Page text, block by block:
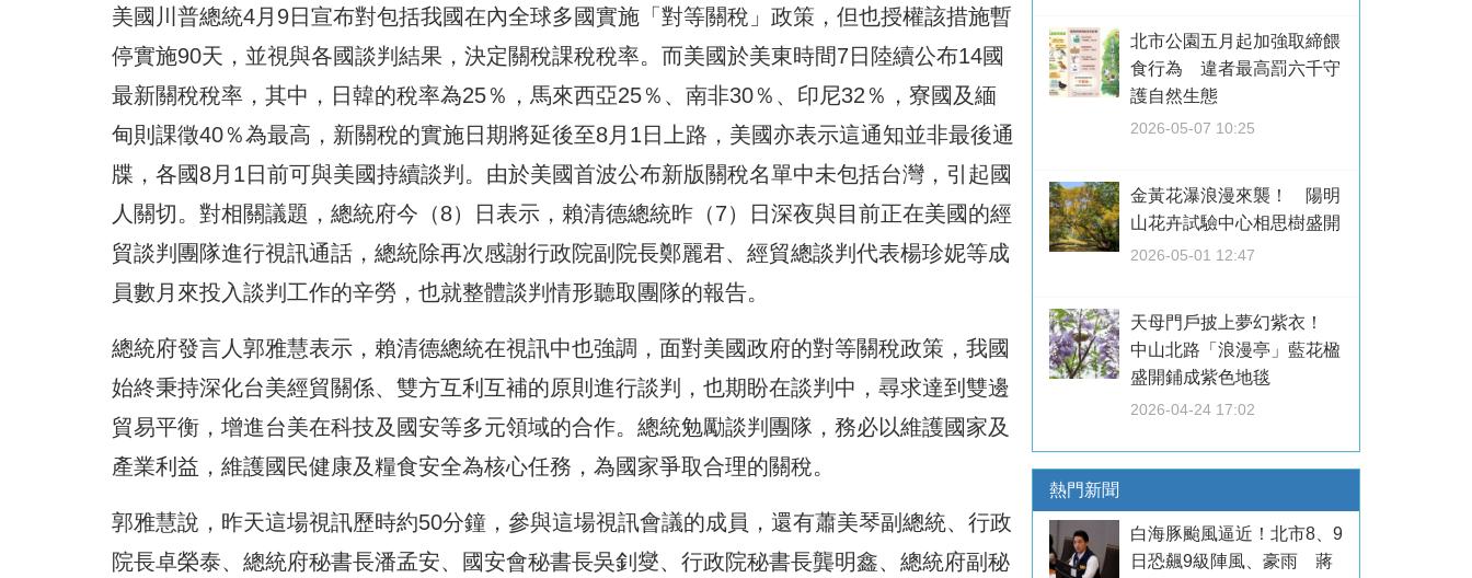
美國川普總統4月9日宣布對包括我國在內全球多國實施「對等關稅」政策，但也授權該措施暫
停實施90天，並視與各國談判結果，決定關稅課稅稅率。而美國於美東時間7日陸續公布14國
最新關稅稅率，其中，日韓的稅率為25％，馬來西亞25％、南非30％、印尼32％，寮國及緬
甸則課徵40％為最高，新關稅的實施日期將延後至8月1日上路，美國亦表示這通知並非最後通
牒，各國8月1日前可與美國持續談判。由於美國首波公布新版關稅名單中未包括台灣，引起國
人關切。對相關議題，總統府今（8）日表示，賴清德總統昨（7）日深夜與目前正在美國的經
貿談判團隊進行視訊通話，總統除再次感謝行政院副院長鄭麗君、經貿總談判代表楊珍妮等成
員數月來投入談判工作的辛勞，也就整體談判情形聽取團隊的報告。
總統府發言人郭雅慧表示，賴清德總統在視訊中也強調，面對美國政府的對等關稅政策，我國
始終秉持深化台美經貿關係、雙方互利互補的原則進行談判，也期盼在談判中，尋求達到雙邊
貿易平衡，增進台美在科技及國安等多元領域的合作。總統勉勵談判團隊，務必以維護國家及
產業利益，維護國民健康及糧食安全為核心任務，為國家爭取合理的關稅。
郭雅慧說，昨天這場視訊歷時約50分鐘，參與這場視訊會議的成員，還有蕭美琴副總統、行政
院長卓榮泰、總統府秘書長潘孟安、國安會秘書長吳釗燮、行政院秘書長龔明鑫、總統府副秘
北市公園五月起加強取締餵
食行為 違者最高罰六千守
護自然生態
2026-05-07 10:25
金黃花瀑浪漫來襲！ 陽明
山花卉試驗中心相思樹盛開
2026-05-01 12:47
天母門戶披上夢幻紫衣！
中山北路「浪漫亭」藍花楹
盛開鋪成紫色地毯
2026-04-24 17:02
熱門新聞
白海豚颱風逼近！北市8、9
日恐飆9級陣風、豪雨 蔣